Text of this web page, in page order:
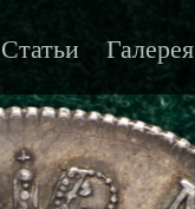
Статьи Галерея